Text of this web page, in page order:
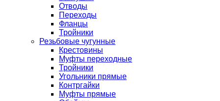
Отводы
Переходы
Фланцы
Тройники
Резьбовые чугунные
Крестовины
Муфты переходные
Тройники
Угольники прямые
Контргайки
Муфты прямые